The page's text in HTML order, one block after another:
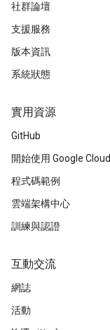
社群論壇
支援服務
版本資訊
系統狀態
實用資源
GitHub
開始使用 Google Cloud
程式碼範例
雲端架構中心
訓練與認證
互動交流
網誌
活動